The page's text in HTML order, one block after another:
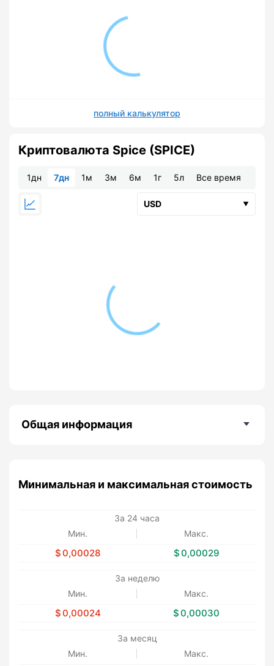
полный калькулятор
Криптовалюта Spice (SPICE)
1дн 7дн 1м 3м 6м 1г 5л Все время
Общая информация
Минимальная и максимальная стоимость
За 24 часа
Мин.
0,00028
Макс.
0,00029
За неделю
Мин.
0,00024
Макс.
0,00030
За месяц
Мин.
Макс.